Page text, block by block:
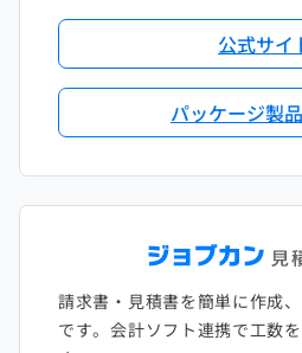
公式サイ
パッケージ製
請求書・見積書を簡単に作成
です。会計ソフト連携で工数